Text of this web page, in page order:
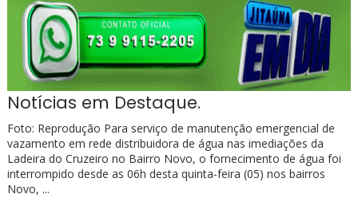
e caminhão na BR-330, no trecho do entroncamento de
Notícias em Destaque.
Foto: Reprodução Para serviço de manutenção emergencial de
vazamento em rede distribuidora de água nas imediações da
Ladeira do Cruzeiro no Bairro Novo, o fornecimento de água foi
interrompido desde as 06h desta quinta-feira (05) nos bairros
Novo, ...